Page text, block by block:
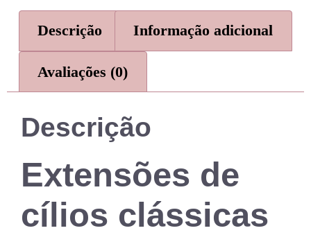
Descrição Informação adicional
Avaliações (0)
Descrição
Extensões de
cílios clássicas